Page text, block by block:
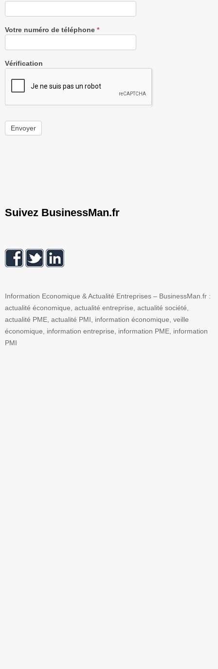
Votre numéro de téléphone *
Vérification
Envoyer
Suivez BusinessMan.fr
Information Economique & Actualité Entreprises – BusinessMan.fr :
actualité économique, actualité entreprise, actualité société,
actualité PME, actualité PMI, information économique, veille
économique, information entreprise, information PME, information
PMI